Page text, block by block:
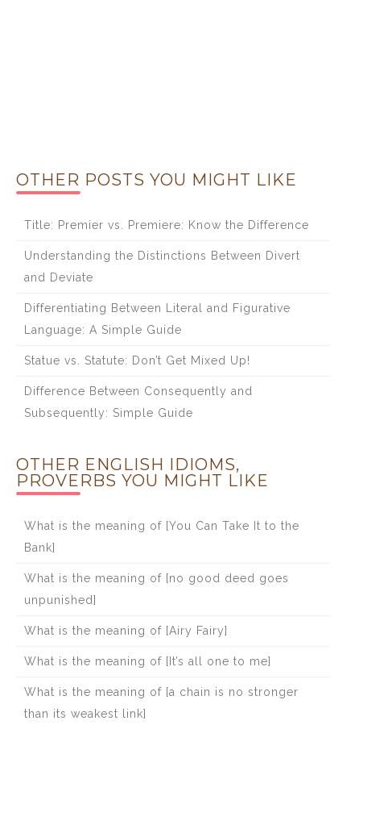
OTHER POSTS YOU MIGHT LIKE
Title: Premier vs. Premiere: Know the Difference
Understanding the Distinctions Between Divert
and Deviate
Differentiating Between Literal and Figurative
Language: A Simple Guide
Statue vs. Statute: Don’t Get Mixed Up!
Difference Between Consequently and
Subsequently: Simple Guide
OTHER ENGLISH IDIOMS,
PROVERBS YOU MIGHT LIKE
What is the meaning of [You Can Take It to the
Bank]
What is the meaning of [no good deed goes
unpunished]
What is the meaning of [Airy Fairy]
What is the meaning of [It’s all one to me]
What is the meaning of [a chain is no stronger
than its weakest link]